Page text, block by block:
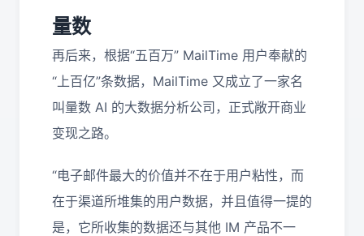
量数
再后来，根据“五百万” MailTime 用户奉献的
“上百亿”条数据，MailTime 又成立了一家名
叫量数 AI 的大数据分析公司，正式敞开商业
变现之路。
“电子邮件最大的价值并不在于用户粘性，而
在于渠道所堆集的用户数据，并且值得一提的
是，它所收集的数据还与其他 IM 产品不一